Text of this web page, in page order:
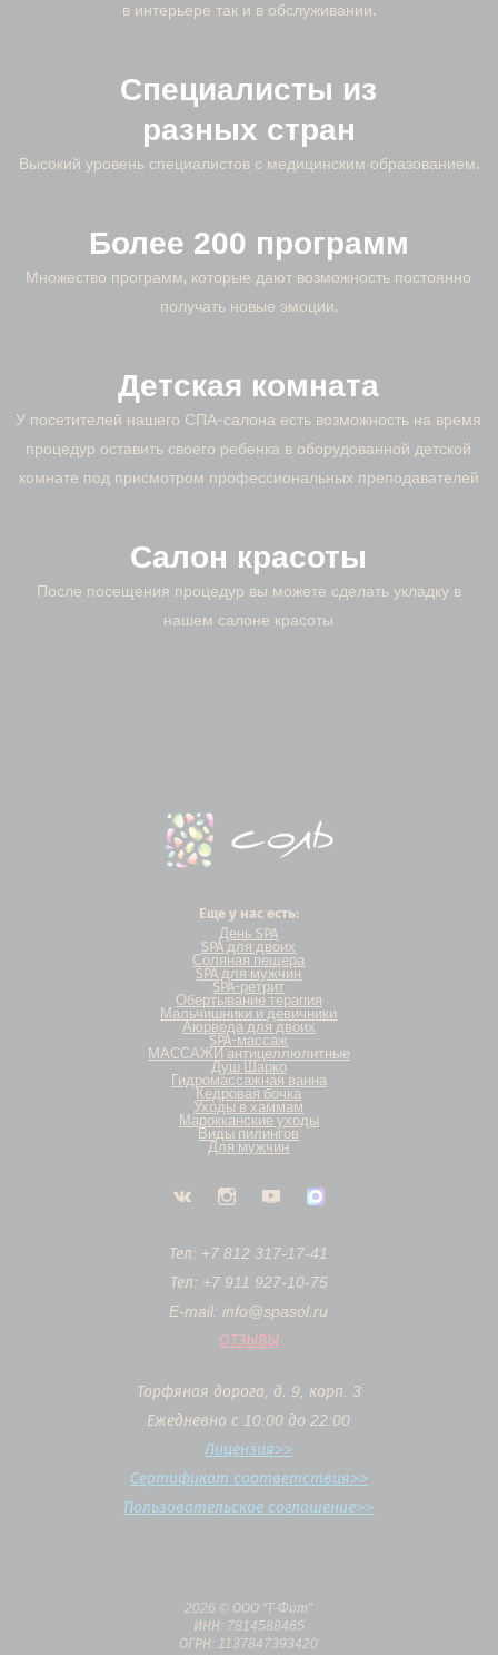
в интерьере так и в обслуживании.
Специалисты из
разных стран
Высокий уровень специалистов с медицинским образованием.
Более 200 программ
Множество программ, которые дают возможность постоянно
получать новые эмоции.
Детская комната
У посетителей нашего СПА-салона есть возможность на время
процедур оставить своего ребенка в оборудованной детской
комнате под присмотром профессиональных преподавателей
Салон красоты
После посещения процедур вы можете сделать укладку в
нашем салоне красоты
Еще у нас есть:
День SPA
SPA для двоих
Соляная пещера
SPA для мужчин
SPA-ретрит
Обертывание терапия
Мальчишники и девичники
Аюрведа для двоих
SPA-массаж
МАССАЖИ антицеллюлитные
Душ Шарко
Гидромассажная ванна
Кедровая бочка
Уходы в хаммам
Марокканские уходы
Виды пилингов
Для мужчин
Тел: +7 812 317-17-41
Тел: +7 911 927-10-75
E-mail: info@spasol.ru
ОТЗЫВЫ
Торфяная дорога, д. 9, корп. 3
Ежедневно с 10:00 до 22:00
Лицензия>>
Сертификат соответствия>>
Пользовательское соглашение>>
2026 © ООО “Т-Фит”
ИНН: 7814588465
ОГРН: 1137847393420